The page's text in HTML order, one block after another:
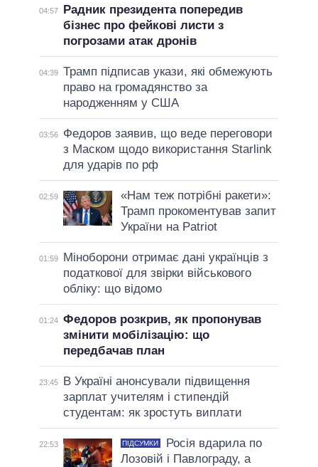
04:57
Радник президента попередив
бізнес про фейкові листи з
погрозами атак дронів
04:39 Трамп підписав укази, які обмежують
право на громадянство за
народженням у США
03:56
Федоров заявив, що веде переговори
з Маском щодо використання Starlink
для ударів по рф
02:59
«Нам теж потрібні ракети»:
Трамп прокоментував запит
України на Patriot
01:59
Міноборони отримає дані українців з
податкової для звірки військового
обліку: що відомо
01:24 Федоров розкрив, як пропонував
змінити мобілізацію: що
передбачав план
23:45
В Україні анонсували підвищення
зарплат учителям і стипендій
студентам: як зростуть виплати
22:53 ПІДСУМКИ
Росія вдарила по
Лозовій і Павлограду, а